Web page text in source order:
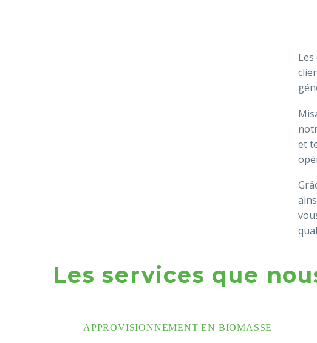
et
Les services que
APPROVISIONNEMENT EN BIOMASSE